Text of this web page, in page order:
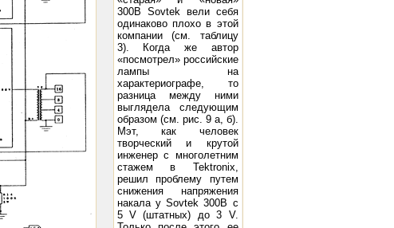
300В Sovtek вели себя
одинаково плохо в этой
компании (см. таблицу
3). Когда же автор
«посмотрел» российские
лампы на
характериографе, то
разница между ними
выглядела следующим
образом (см. рис. 9 а, б).
Мэт, как человек
творческий и крутой
инженер с многолетним
стажем в Tektronix,
решил проблему путем
снижения напряжения
накала у Sovtek 300B с
5 V (штатных) до 3 V.